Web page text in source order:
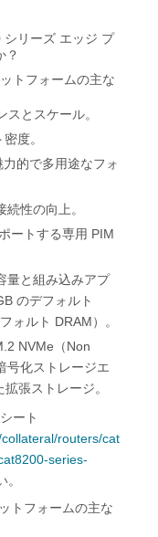
シリーズ エッジ プ
？
トフォームの主な
スとスケール。
度。
力的で多用途なフォ
性の向上。
ートする専用 PIM
量と組み込みアプ
のデフォルト
ォルト DRAM ）。
NVMe （ Non
号化ストレージエ
張ストレージ。
ート
routers/cat
series-
。
トフォームの主な